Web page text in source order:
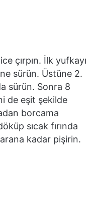
çırpın. İlk yufkayı
sürün. Üstüne 2.
sürün. Sonra 8
de eşit şekilde
borcama
sıcak fırında
kadar pişirin.